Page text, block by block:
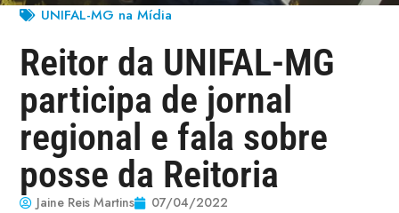
UNIFAL-MG na Mídia
Reitor da UNIFAL-MG
participa de jornal
regional e fala sobre
posse da Reitoria
Jaine Reis Martins 07/04/2022